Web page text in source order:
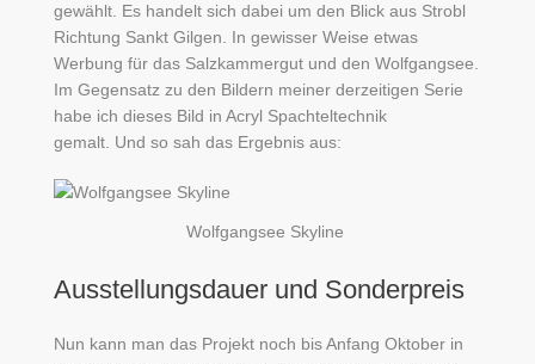
gewählt. Es handelt sich dabei um den Blick aus Strobl
Richtung Sankt Gilgen. In gewisser Weise etwas
Werbung für das Salzkammergut und den Wolfgangsee.
Im Gegensatz zu den Bildern meiner derzeitigen Serie
habe ich dieses Bild in Acryl Spachteltechnik
gemalt. Und so sah das Ergebnis aus:
Wolfgangsee Skyline
Ausstellungsdauer und Sonderpreis
Nun kann man das Projekt noch bis Anfang Oktober in